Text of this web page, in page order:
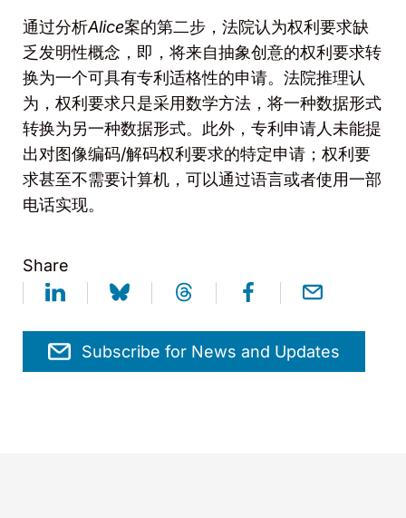
通过分析Alice案的第二步，法院认为权利要求缺
乏发明性概念，即，将来自抽象创意的权利要求转
换为一个可具有专利适格性的申请。法院推理认
为，权利要求只是采用数学方法，将一种数据形式
转换为另一种数据形式。此外，专利申请人未能提
出对图像编码/解码权利要求的特定申请；权利要
求甚至不需要计算机，可以通过语言或者使用一部
电话实现。
Share
Subscribe for News and Updates